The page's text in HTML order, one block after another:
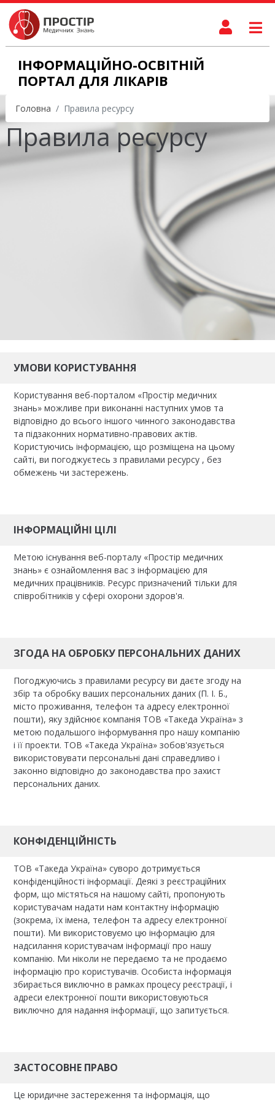
ІНФОРМАЦІЙНО-ОСВІТНІЙ
ПОРТАЛ ДЛЯ ЛІКАРІВ
Головна Правила ресурсу
Правила ресурсу
УМОВИ КОРИСТУВАННЯ
Користування веб-порталом «Простір медичних
знань» можливе при виконанні наступних умов та
відповідно до всього іншого чинного законодавства
та підзаконних нормативно-правових актів.
Користуючись інформацією, що розміщена на цьому
сайті, ви погоджуєтесь з правилами ресурсу , без
обмежень чи застережень.
ІНФОРМАЦІЙНІ ЦІЛІ
Метою існування веб-порталу «Простір медичних
знань» є ознайомлення вас з інформацією для
медичних працівників. Ресурс призначений тільки для
співробітників у сфері охорони здоров'я.
ЗГОДА НА ОБРОБКУ ПЕРСОНАЛЬНИХ ДАНИХ
Погоджуючись з правилами ресурсу ви даєте згоду на
збір та обробку ваших персональних даних (П. І. Б.,
місто проживання, телефон та адресу електронної
пошти), яку здійснює компанія ТОВ «Такеда Україна» з
метою подальшого інформування про нашу компанію
і її проекти. ТОВ «Такеда Україна» зобов'язується
використовувати персональні дані справедливо і
законно відповідно до законодавства про захист
персональних даних.
КОНФІДЕНЦІЙНІСТЬ
ТОВ «Такеда Україна» суворо дотримується
конфіденційності інформації. Деякі з реєстраційних
форм, що містяться на нашому сайті, пропонують
користувачам надати нам контактну інформацію
(зокрема, їх імена, телефон та адресу електронної
пошти). Ми використовуємо цю інформацію для
надсилання користувачам інформації про нашу
компанію. Ми ніколи не передаємо та не продаємо
інформацію про користувачів. Особиста інформація
збирається виключно в рамках процесу реєстрації, і
адреси електронної пошти використовуються
виключно для надання інформації, що запитується.
ЗАСТОСОВНЕ ПРАВО
Це юридичне застереження та інформація, що